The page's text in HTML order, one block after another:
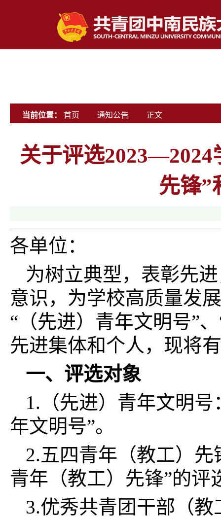
当前位置： 首页 通知公告 正文
关于评选2023—2024
先锋”
各单位：
为树立典型，表彰先
意识，为学校高质量发
“（先进）青年文明号”
先进集体和个人，现将
一、评选对象
1.（先进）青年文明
年文明号”。
2.五四青年（教工）
青年（教工）先锋”的评
3.优秀共青团干部（